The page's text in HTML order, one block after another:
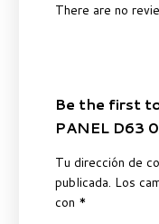
There are no
Be the first
PANEL D63
Tu dirección de
publicada. Los
con *